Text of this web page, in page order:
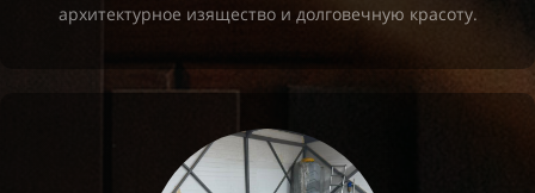
архитектурное изящество и долговечную красоту.